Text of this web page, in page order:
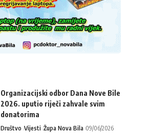
Organizacijski odbor Dana Nove Bile
2026. uputio riječi zahvale svim
donatorima
Društvo Vijesti Župa Nova Bila 09/06/2026